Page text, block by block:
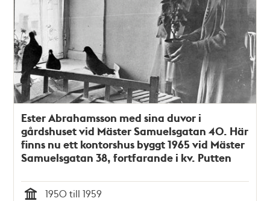
Ester Abrahamsson med sina duvor i
gårdshuset vid Mäster Samuelsgatan 40. Här
finns nu ett kontorshus byggt 1965 vid Mäster
Samuelsgatan 38, fortfarande i kv. Putten
1950 till 1959